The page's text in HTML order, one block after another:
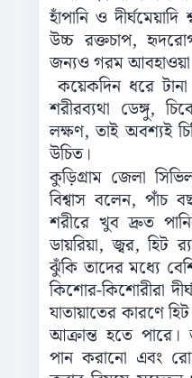
হাঁপানি ও
উচ্চ রক্তচাপ,
জন্যও গরম আবহাওয়া
কয়েকদিন ধরে টানা
শরীরব্যথা ডেঙ্গু,
লক্ষণ, তাই অবশ্যই
উচিত।
কুড়িগ্রাম জেলা
বিশ্বাস বলেন, পাঁচ
শরীরে খুব দ্রুত
ডায়রিয়া, জ্বর, হিট
ঝুঁকি তাদের মধ্যে
কিশোর-কিশোরীরা
যাতায়াতের কারণে
আক্রান্ত হতে পারে।
পান করানো এবং